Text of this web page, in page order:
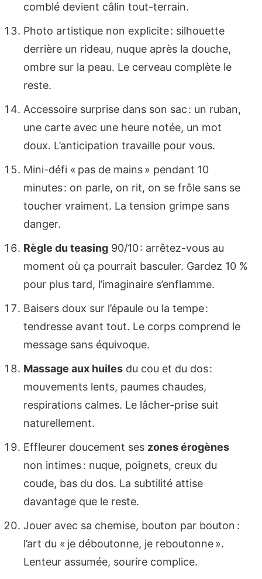
comblé devient câlin tout-terrain.
Photo artistique non explicite : silhouette
derrière un rideau, nuque après la douche,
ombre sur la peau. Le cerveau complète le
reste.
Accessoire surprise dans son sac : un ruban,
une carte avec une heure notée, un mot
doux. L’anticipation travaille pour vous.
Mini-défi « pas de mains » pendant 10
minutes : on parle, on rit, on se frôle sans se
toucher vraiment. La tension grimpe sans
danger.
Règle du teasing 90/10 : arrêtez-vous au
moment où ça pourrait basculer. Gardez 10 %
pour plus tard, l’imaginaire s’enflamme.
Baisers doux sur l’épaule ou la tempe :
tendresse avant tout. Le corps comprend le
message sans équivoque.
Massage aux huiles du cou et du dos :
mouvements lents, paumes chaudes,
respirations calmes. Le lâcher-prise suit
naturellement.
Effleurer doucement ses zones érogènes
non intimes : nuque, poignets, creux du
coude, bas du dos. La subtilité attise
davantage que le reste.
Jouer avec sa chemise, bouton par bouton :
l’art du « je déboutonne, je reboutonne ».
Lenteur assumée, sourire complice.